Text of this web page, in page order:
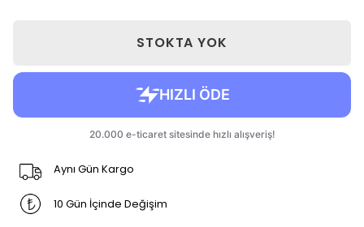
STOKTA YOK
Aynı Gün Kargo
10 Gün İçinde Değişim